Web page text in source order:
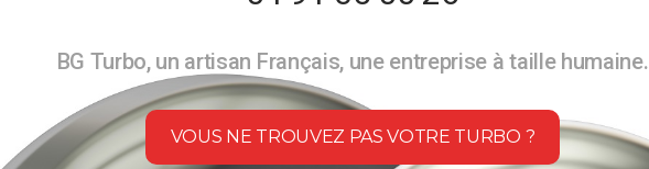
BG Turbo, un artisan Français, une entreprise à taille humaine.
VOUS NE TROUVEZ PAS VOTRE TURBO ?